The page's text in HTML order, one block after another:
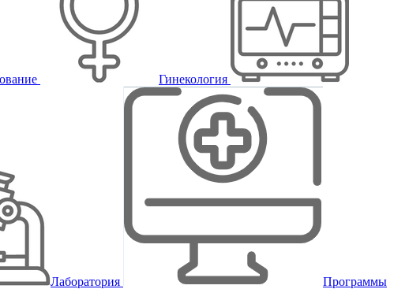
Гинекология
Лаборатория Программы